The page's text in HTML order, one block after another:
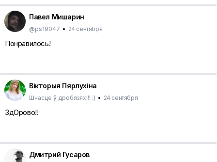
Павел Мишарин
@ps19047 • 24 сентября
Понравилось!
Вікторыя Пярлухіна
Шчасце ў дробязях!!! :) • 24 сентября
ЗдОрово!!
Дмитрий Гусаров